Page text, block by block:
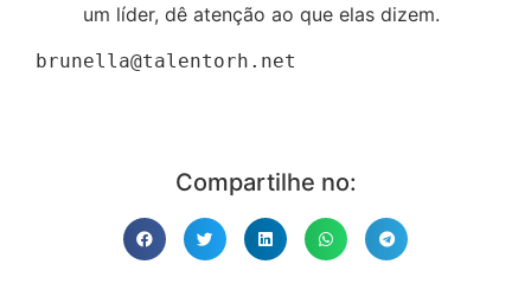
um líder, dê atenção ao que elas dizem.
brunella@talentorh.net
Compartilhe no: